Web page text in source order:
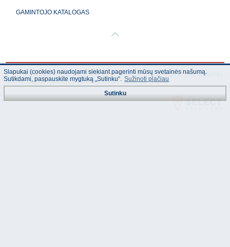
GAMINTOJO KATALOGAS
© "AS Akvedukts" 2026. Dalinai ar pilnai naudojant duomenis iš šios svetainės
būtina naudoti nuorodą Į "AS Akvedukts"!
Slapukai (cookies) naudojami siekiant pagerinti mūsų svetainės našumą.
Sutikdami, paspauskite mygtuką „Sutinku“. Sužinoti plačiau
Sutinku